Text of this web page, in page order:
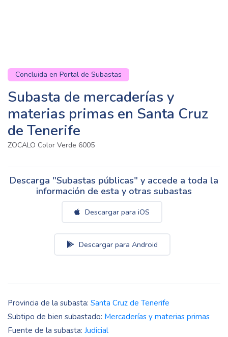
Concluida en Portal de Subastas
Subasta de mercaderías y
materias primas en Santa Cruz
de Tenerife
ZOCALO Color Verde 6005
Descarga "Subastas públicas" y accede a toda la
información de esta y otras subastas
Descargar para iOS
Descargar para Android
Provincia de la subasta: Santa Cruz de Tenerife
Subtipo de bien subastado: Mercaderías y materias primas
Fuente de la subasta: Judicial